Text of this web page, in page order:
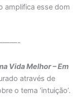
amplifica esse dom
Vida Melhor – Em
através de
o tema ‘intuição’.